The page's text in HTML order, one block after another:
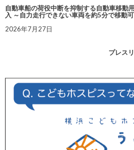
自動車船の荷役中断を抑制する自動車移動
入 ～自力走行できない車両を約5分で移動
2026年7月27日
プレス